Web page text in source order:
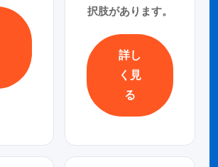
択肢があります。
詳し
く見
る